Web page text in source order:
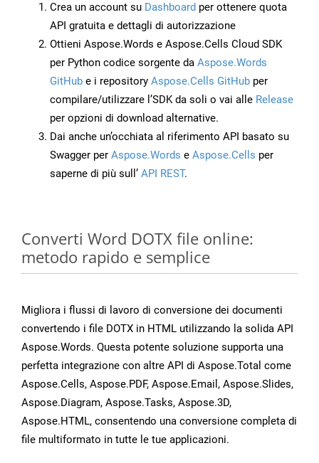
Crea un account su Dashboard per ottenere quota
API gratuita e dettagli di autorizzazione
Ottieni Aspose.Words e Aspose.Cells Cloud SDK
per Python codice sorgente da Aspose.Words
GitHub e i repository Aspose.Cells GitHub per
compilare/utilizzare l’SDK da soli o vai alle Release
per opzioni di download alternative.
Dai anche un’occhiata al riferimento API basato su
Swagger per Aspose.Words e Aspose.Cells per
saperne di più sull’ API REST.
Converti Word DOTX file online:
metodo rapido e semplice
Migliora i flussi di lavoro di conversione dei documenti
convertendo i file DOTX in HTML utilizzando la solida API
Aspose.Words. Questa potente soluzione supporta una
perfetta integrazione con altre API di Aspose.Total come
Aspose.Cells, Aspose.PDF, Aspose.Email, Aspose.Slides,
Aspose.Diagram, Aspose.Tasks, Aspose.3D,
Aspose.HTML, consentendo una conversione completa di
file multiformato in tutte le tue applicazioni.